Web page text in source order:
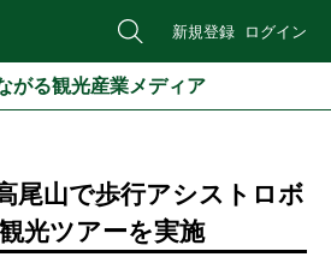
新規登録 ログイン
がる観光産業メディア
尾山で歩行アシストロボ
光ツアーを実施